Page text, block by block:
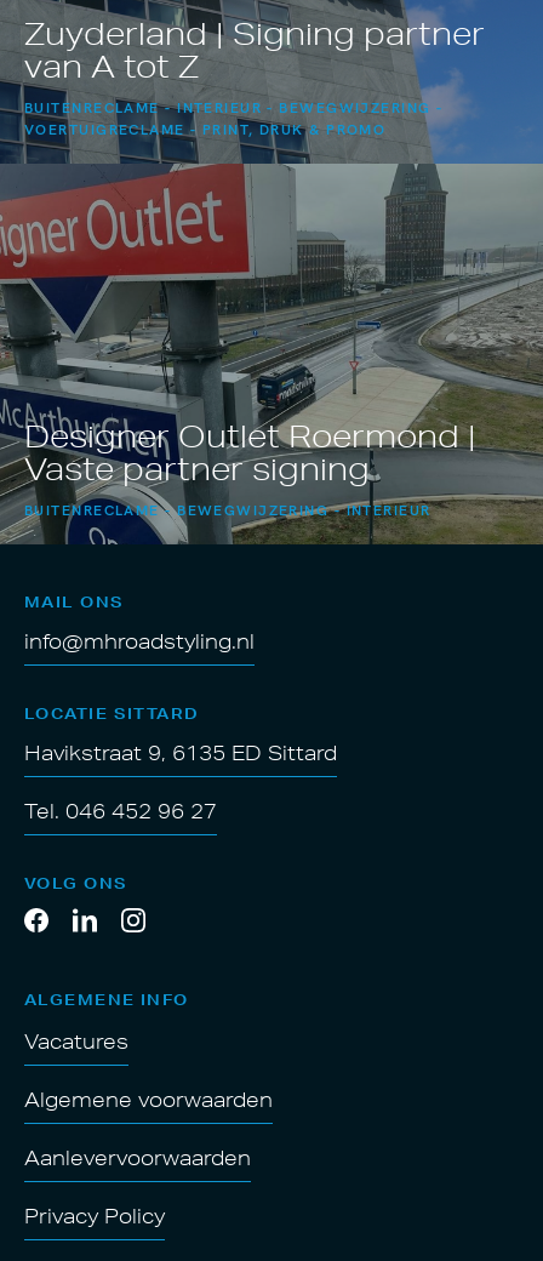
Zuyderland | Signing partner
van A tot Z
BUITENRECLAME INTERIEUR
BEWEGWIJZERING
VOERTUIGRECLAME
PRINT, DRUK & PROMO
Designer Outlet Roermond |
Vaste partner signing
BUITENRECLAME BEWEGWIJZERING INTERIEUR
MAIL ONS
info@mhroadstyling.nl
LOCATIE SITTARD
Havikstraat 9, 6135 ED Sittard
Tel. 046 452 96 27
VOLG ONS
ALGEMENE INFO
Vacatures
Algemene voorwaarden
Aanlevervoorwaarden
Privacy Policy